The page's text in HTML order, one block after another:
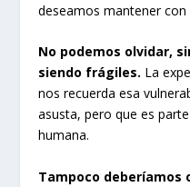
deseamos mantener
No podemos olvidar,
siendo frágiles. La
nos recuerda esa
asusta, pero que es
humana.
Tampoco deberíamos